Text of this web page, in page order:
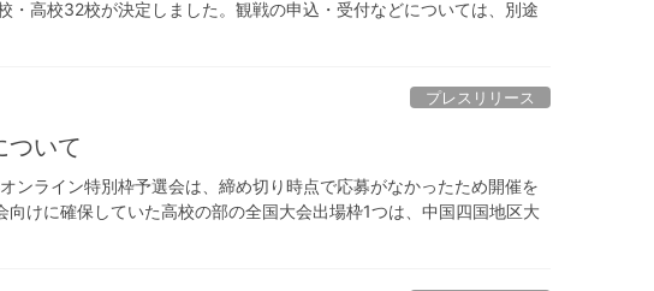
・高校32校が決定しました。観戦の申込・受付などについては、別途
プレスリリース
ついて
ンライン特別枠予選会は、締め切り時点で応募がなかったため開催を
けに確保していた高校の部の全国大会出場枠1つは、中国四国地区大